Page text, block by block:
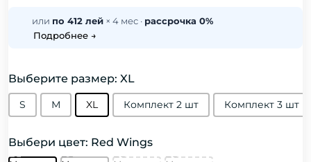
или по 412 лей × 4 мес · рассрочка 0%
Подробнее →
Выберите размер: XL
S М XL Комплект 2 шт Комплект 3 шт
Выбери цвет: Red Wings